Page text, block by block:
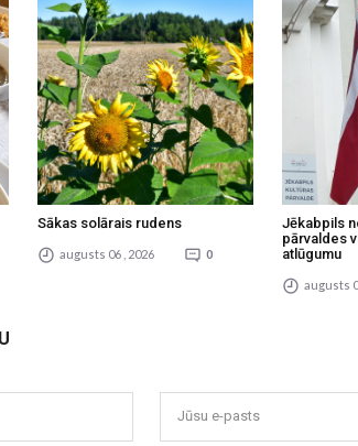
Sākas solārais rudens
augusts 06 , 2026 0
Jēkabpils
pārvaldes
atlūgumu
augusts
Jūsu e-pasts